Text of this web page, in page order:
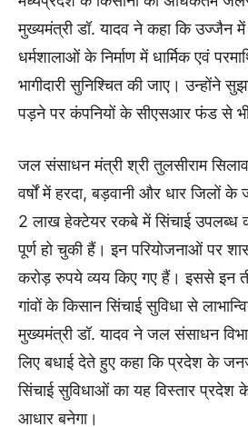
मुख्यमंत्री डॉ. यादव ने कहा कि उज्जैन
धर्मशालाओं के निर्माण में धार्मिक एवं
भागीदारी सुनिश्चित की जाए। उन्होंने
पड़ने पर कंपनियों के सीएसआर फंड से भी
जल संसाधन मंत्री श्री तुलसीराम
वर्षों में हरदा, बड़वानी और धार जिलों
2 लाख हेक्टेयर रकबे में सिंचाई उपलब्ध
पूर्ण हो चुकी हैं। इन परियोजनाओं पर
करोड़ रुपये व्यय किए गए हैं। इससे इन
गांवों के किसान सिंचाई सुविधा से
मुख्यमंत्री डॉ. यादव ने जल संसाधन
लिए बधाई देते हुए कहा कि प्रदेश के
सिंचाई सुविधाओं का यह विस्तार प्रदेश
आधार बनेगा।